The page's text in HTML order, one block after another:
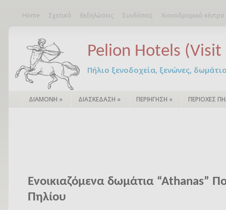
Home Σχετικά Εκδηλώσεις Συνδέσεις Χιονοδρομικό
Pelion Hotels (Visit
Πήλιο ξενοδοχεία, ξενώνες,
ΔΙΑΜΟΝΗ » ΔΙΑΣΚΕΔΑΣΗ » ΠΕΡΙΗΓΗΣΗ » ΠΕΡΙΟΧΕΣ
Eνοικιαζόμενα δωμάτια “Αthanas”
Πηλίου